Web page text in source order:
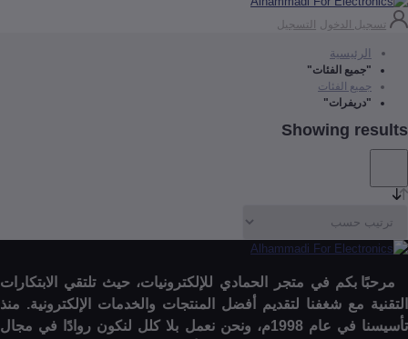
الدخول التسجيل
الفئات"
الفئات
Showing
بكم في متجر الحمادي للإلكترونيات، حيث تلتقي الابتكارات
مع شغفنا لتقديم أفضل المنتجات والخدمات الإلكترونية. منذ
تأسيسنا في عام 1998م، ونحن نعمل بلا كلل لنكون روادًا في مجال